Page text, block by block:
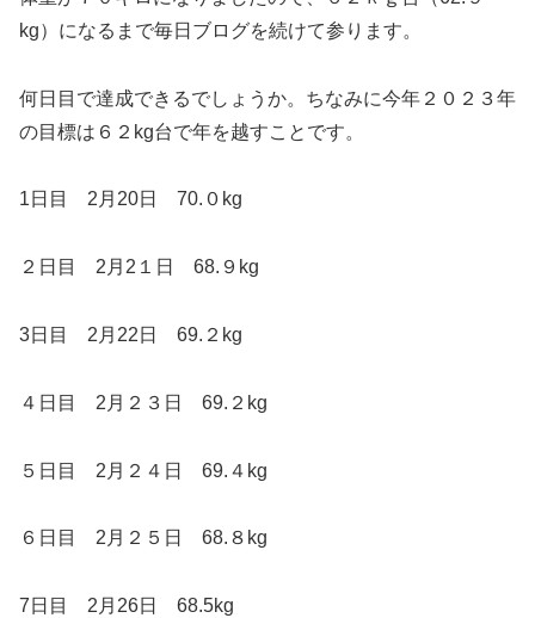
kg）になるまで毎日ブログを続けて参ります。
何日目で達成できるでしょうか。ちなみに今年２０２３年
の目標は６２kg台で年を越すことです。
1日目 2月20日 70.０kg
２日目 2月2１日 68.９kg
3日目 2月22日 69.２kg
４日目 2月２３日 69.２kg
５日目 2月２４日 69.４kg
６日目 2月２５日 68.８kg
7日目 2月26日 68.5kg